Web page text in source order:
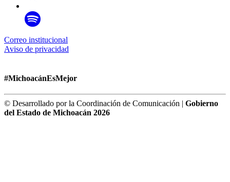
Correo institucional
Aviso de privacidad
#MichoacánEsMejor
© Desarrollado por la Coordinación de Comunicación | Gobierno
del Estado de Michoacán 2026